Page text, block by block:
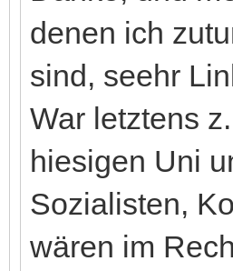
denen ich
sind, seehr
War letztens
hiesigen Uni
Sozialisten,
wären im